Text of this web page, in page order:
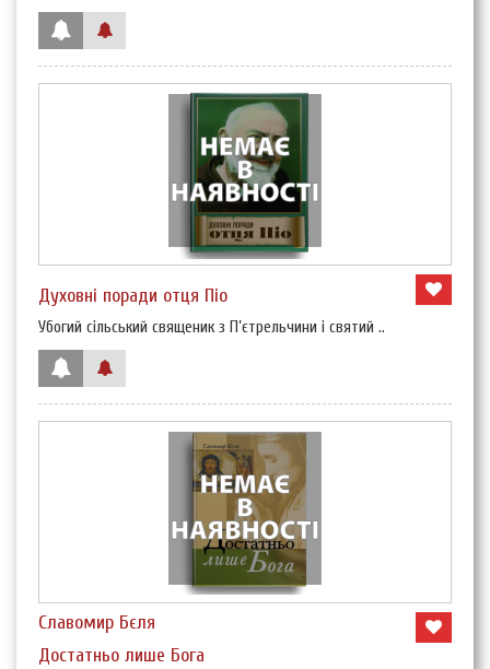
Духовні поради отця Піо
Убогий сільський священик з П’єтрельчини і святий ..
Славомир Бєля
Достатньо лише Бога